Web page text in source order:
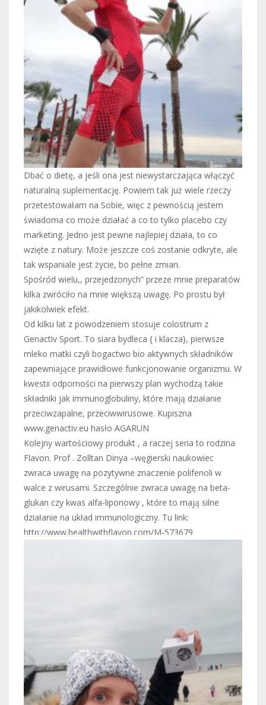
Dbać o dietę, a jeśli ona jest niewystarczająca włączyć
naturalną suplementację. Powiem tak już wiele rzeczy
przetestowałam na Sobie, więc z pewnością jestem
świadoma co może działać a co to tylko placebo czy
marketing. Jedno jest pewne najlepiej działa, to co
wzięte z natury. Może jeszcze coś zostanie odkryte, ale
tak wspaniale jest życie, bo pełne zmian.
Spośród wielu,, przejedzonych” przeze mnie preparatów
kilka zwróciło na mnie większą uwagę. Po prostu był
jakikolwiek efekt.
Od kilku lat z powodzeniem stosuje colostrum z
Genactiv Sport. To siara bydleca { i klacza}, pierwsze
mleko matki czyli bogactwo bio aktywnych składników
zapewniające prawidłowe funkcjonowanie organizmu. W
kwestii odporności na pierwszy plan wychodzą takie
składniki jak immunoglobuliny, które mają działanie
przeciwzapalne, przeciwwirusowe. Kupiszna
www.genactiv.eu hasło AGARUN
Kolejny wartościowy produkt , a raczej seria to rodzina
Flavon. Prof . Zolltan Dinya –węgierski naukowiec
zwraca uwagę na pozytywne znaczenie polifenoli w
walce z wirusami. Szczególnie zwraca uwagę na beta-
glukan czy kwas alfa-liponowy , które to mają silne
działanie na układ immunologiczny. Tu link:
http://www.healthwithflavon.com/M-573679